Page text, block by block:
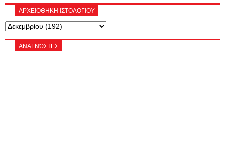
ΑΡΧΕΙΟΘΗΚΗ ΙΣΤΟΛΟΓΙΟΥ
ΑΝΑΓΝΏΣΤΕΣ